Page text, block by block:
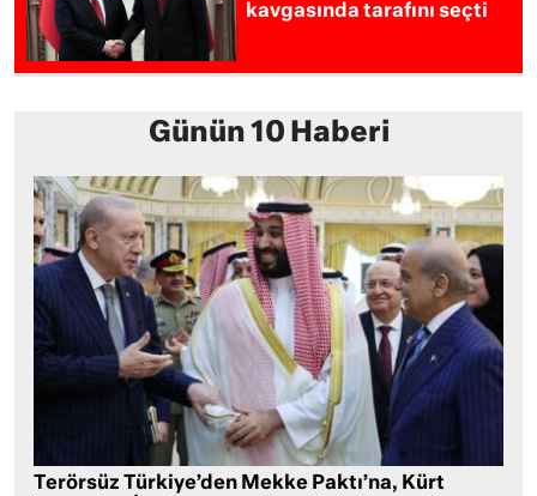
kavgasında tarafını seçti
Günün 10 Haberi
Terörsüz Türkiye’den Mekke Paktı’na, Kürt